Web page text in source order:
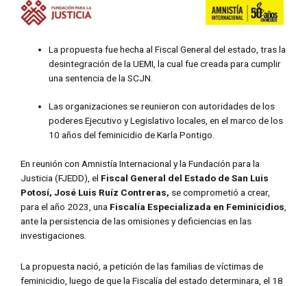
La propuesta fue hecha al Fiscal General del estado, tras la
desintegración de la UEMI, la cual fue creada para cumplir
una sentencia de la SCJN.
Las organizaciones se reunieron con autoridades de los
poderes Ejecutivo y Legislativo locales, en el marco de los
10 años del feminicidio de Karla Pontigo.
En reunión con Amnistía Internacional y la Fundación para la
Justicia (FJEDD), el Fiscal General del Estado de San Luis
Potosí, José Luis Ruíz Contreras, se comprometió a crear,
para el año 2023, una Fiscalía Especializada en Feminicidios
ante la persistencia de las omisiones y deficiencias en las
investigaciones.
La propuesta nació, a petición de las familias de víctimas de
feminicidio, luego de que la Fiscalía del estado determinara, el 18